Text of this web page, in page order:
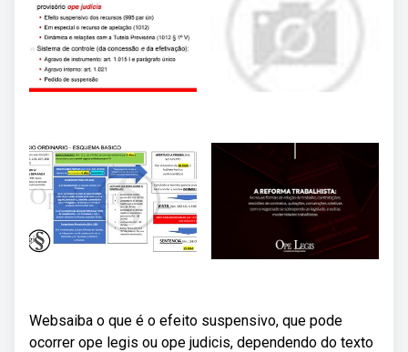
Websaiba o que é o efeito suspensivo, que pode
ocorrer ope legis ou ope judicis, dependendo do texto